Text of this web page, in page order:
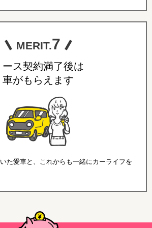
MERIT.7
ース契約満了後は
車がもらえます
た愛車と、これからも一緒にカーライフを